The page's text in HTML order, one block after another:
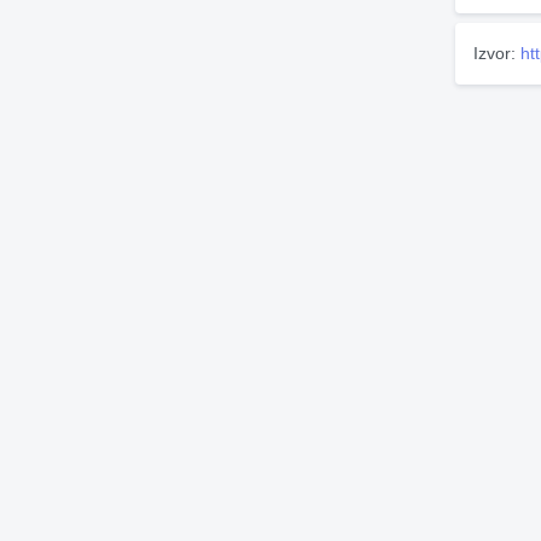
Izvor: